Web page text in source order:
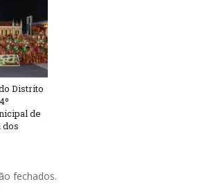
Distrito
de
fechados.